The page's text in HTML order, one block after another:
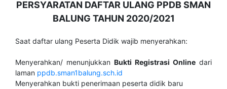
PERSYARATAN DAFTAR ULANG PPDB SMAN
BALUNG TAHUN 2020/2021
Saat daftar ulang Peserta Didik wajib menyerahkan:
Menyerahkan/ menunjukkan Bukti Registrasi Online dari
laman ppdb.sman1balung.sch.id
Menyerahkan bukti penerimaan peserta didik baru